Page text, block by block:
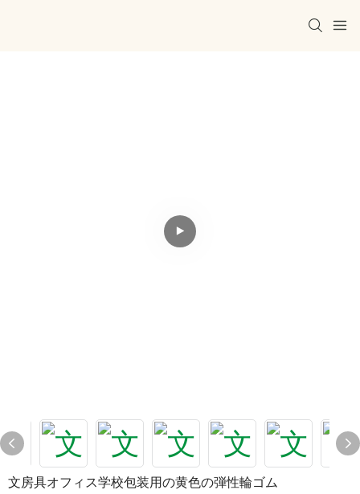
文房具オフィス学校包装用の黄色の弾性輪ゴム